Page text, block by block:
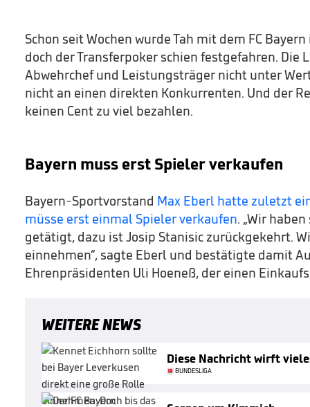
Schon seit Wochen wurde Tah mit dem FC
doch der Transferpoker schien festgefahren. Die
Abwehrchef und Leistungsträger nicht unter
nicht an einen direkten Konkurrenten. Und der
keinen Cent zu viel bezahlen.
Bayern muss erst Spieler verkaufen
Bayern-Sportvorstand Max Eberl hatte zuletzt
müsse erst einmal Spieler verkaufen. „Wir
getätigt, dazu ist Josip Stanisic zurückgekehrt.
einnehmen“, sagte Eberl und bestätigte damit
Ehrenpräsidenten Uli Hoeneß, der einen
WEITERE NEWS
Diese Nachricht wirft
BUNDESLIGA